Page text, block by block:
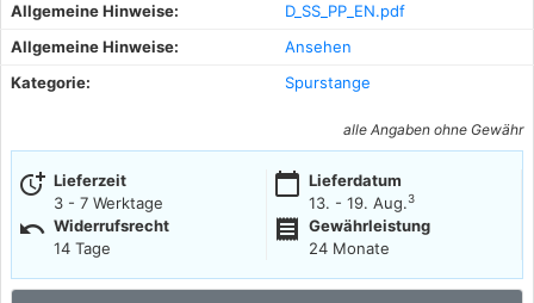
Allgemeine Hinweise:
D_SS_PP_EN.pdf
Allgemeine Hinweise:
Ansehen
Kategorie:
Spurstange
alle Angaben ohne Gewähr
more_time Lieferzeit
3 - 7 Werktage
calendar_today Lieferdatum
13. - 19. Aug.3
undo Widerrufsrecht
14 Tage
receipt
Gewährleistung
24 Monate